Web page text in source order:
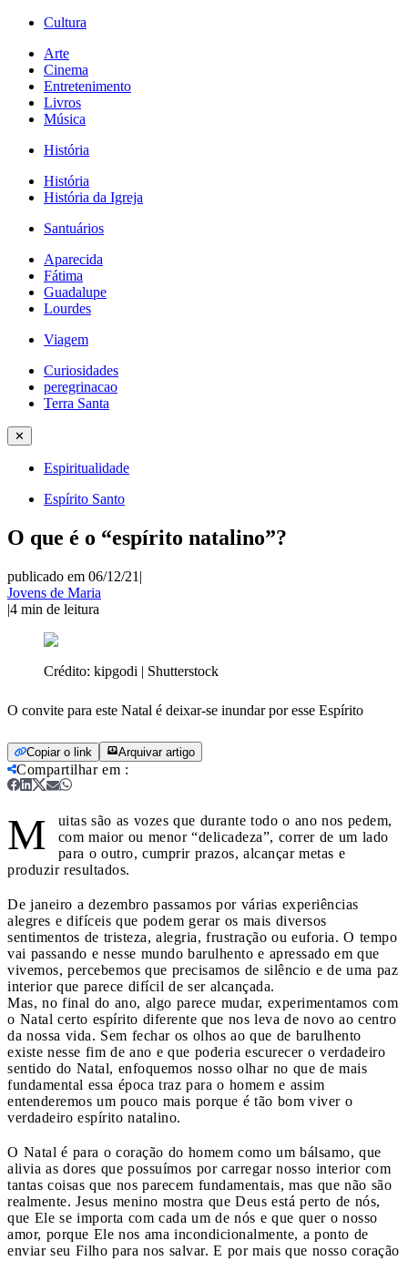
Cultura
Arte
Cinema
Entretenimento
Livros
Música
História
História
História da Igreja
Santuários
Aparecida
Fátima
Guadalupe
Lourdes
Viagem
Curiosidades
peregrinacao
Terra Santa
✕
Espiritualidade
Espírito Santo
O que é o “espírito natalino”?
publicado em 06/12/21 |
Jovens de Maria
|4 min de leitura
Crédito: kipgodi | Shutterstock
O convite para este Natal é deixar-se inundar por esse Espírito
Copiar o link Arquivar artigo
Compartilhar em :
M
uitas são as vozes que durante todo o ano nos pedem,
com maior ou menor “delicadeza”, correr de um lado
para o outro, cumprir prazos, alcançar metas e
produzir resultados.
De janeiro a dezembro passamos por várias experiências
alegres e difíceis que podem gerar os mais diversos
sentimentos de tristeza, alegria, frustração ou euforia. O tempo
vai passando e nesse mundo barulhento e apressado em que
vivemos, percebemos que precisamos de silêncio e de uma paz
interior que parece difícil de ser alcançada.
Mas, no final do ano, algo parece mudar, experimentamos com
o Natal certo espírito diferente que nos leva de novo ao centro
da nossa vida. Sem fechar os olhos ao que de barulhento
existe nesse fim de ano e que poderia escurecer o verdadeiro
sentido do Natal, enfoquemos nosso olhar no que de mais
fundamental essa época traz para o homem e assim
entenderemos um pouco mais porque é tão bom viver o
verdadeiro espírito natalino.
O Natal é para o coração do homem como um bálsamo, que
alivia as dores que possuímos por carregar nosso interior com
tantas coisas que nos parecem fundamentais, mas que não são
realmente. Jesus menino mostra que Deus está perto de nós,
que Ele se importa com cada um de nós e que quer o nosso
amor, porque Ele nos ama incondicionalmente, a ponto de
enviar seu Filho para nos salvar. E por mais que nosso coração